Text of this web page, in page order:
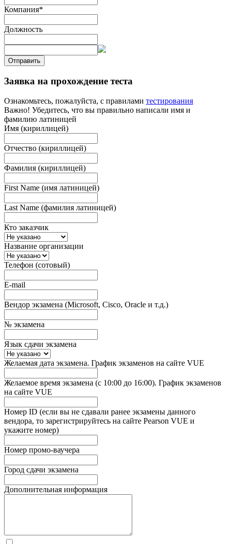
Компания*
Должность
Отправить
Заявка на прохождение теста
Ознакомьтесь, пожалуйста, с правилами тестирования
Важно! Убедитесь, что вы правильно написали имя и
фамилию латиницей
Имя (кириллицей)
Отчество (кириллицей)
Фамилия (кириллицей)
First Name (имя латиницей)
Last Name (фамилия латиницей)
Кто заказчик
Название организации
Телефон (сотовый)
E-mail
Вендор экзамена (Microsoft, Cisco, Oracle и т.д.)
№ экзамена
Язык сдачи экзамена
Желаемая дата экзамена. График экзаменов на сайте VUE
Желаемое время экзамена (с 10:00 до 16:00). График экзаменов
на сайте VUE
Номер ID (если вы не сдавали ранее экзамены данного
вендора, то зарегистрируйтесь на сайте Pearson VUE и
укажите номер)
Номер промо-ваучера
Город сдачи экзамена
Дополнительная информация